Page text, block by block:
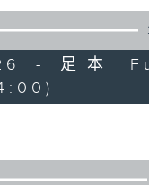
TAYLOR'S
AND
DANS
- 足本